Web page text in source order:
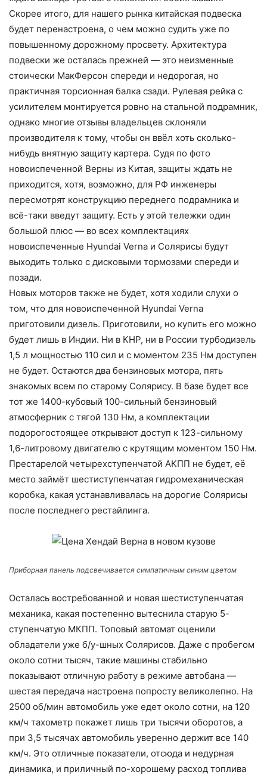
Скорее итого, для нашего рынка китайская подвеска
будет перенастроена, о чем можно судить уже по
повышенному дорожному просвету. Архитектура
подвески же осталась прежней — это неизменные
стоически МакФерсон спереди и недорогая, но
практичная торсионная балка сзади. Рулевая рейка с
усилителем монтируется ровно на стальной подрамник,
однако многие отзывы владельцев склоняли
производителя к тому, чтобы он ввёл хоть сколько-
нибудь внятную защиту картера. Судя по фото
новоиспеченной Верны из Китая, защиты ждать не
приходится, хотя, возможно, для РФ инженеры
пересмотрят конструкцию переднего подрамника и
всё-таки введут защиту. Есть у этой тележки один
большой плюс — во всех комплектациях
новоиспеченные Hyundai Verna и Солярисы будут
выходить только с дисковыми тормозами спереди и
позади.
Новых моторов также не будет, хотя ходили слухи о
том, что для новоиспеченной Hyundai Verna
приготовили дизель. Приготовили, но купить его можно
будет лишь в Индии. Ни в КНР, ни в России турбодизель
1,5 л мощностью 110 сил и с моментом 235 Нм доступен
не будет. Остаются два бензиновых мотора, пять
знакомых всем по старому Солярису. В базе будет все
тот же 1400-кубовый 100-сильный бензиновый
атмосферник с тягой 130 Нм, а комплектации
подорогостоящее открывают доступ к 123-сильному
1,6-литровому двигателю с крутящим моментом 150 Нм.
Престарелой четырехступенчатой АКПП не будет, её
место займёт шестиступенчатая гидромеханическая
коробка, какая устанавливалась на дорогие Солярисы
после последнего рестайлинга.
Приборная панель подсвечивается симпатичным синим цветом
Осталась востребованной и новая шестиступенчатая
механика, какая постепенно вытеснила старую 5-
ступенчатую МКПП. Топовый автомат оценили
обладатели уже б/у-шных Солярисов. Даже с пробегом
около сотни тысяч, такие машины стабильно
показывают отличную работу в режиме автобана —
шестая передача настроена попросту великолепно. На
2500 об/мин автомобиль уже едет около сотни, на 120
км/ч тахометр покажет лишь три тысячи оборотов, а
при 3,5 тысячах автомобиль уверенно держит все 140
км/ч. Это отличные показатели, отсюда и недурная
динамика, и приличный по-хорошему расход топлива